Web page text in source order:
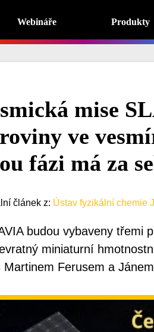
Webináře Produkty
mise
ve
fázi má za
článek z: Ústav fyzikální chemie
budou vybaveny třemi
miniaturní
Ferusem a